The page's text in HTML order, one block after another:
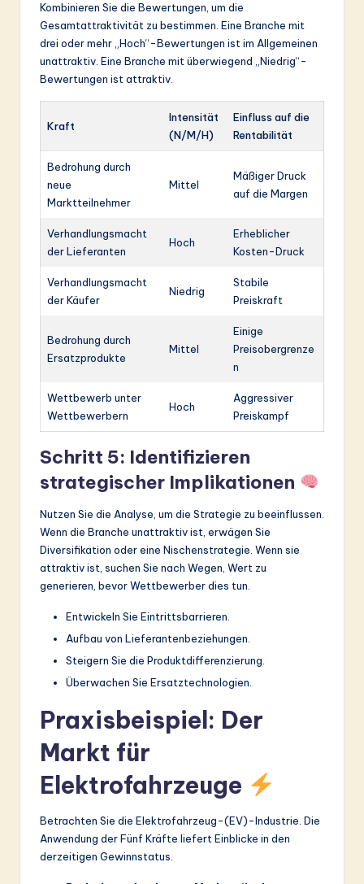
Kombinieren Sie die Bewertungen, um die
Gesamtattraktivität zu bestimmen. Eine Branche mit
drei oder mehr „Hoch“-Bewertungen ist im Allgemeinen
unattraktiv. Eine Branche mit überwiegend „Niedrig“-
Bewertungen ist attraktiv.
Kraft
Intensität
(N/M/H)
Einfluss auf die
Rentabilität
Bedrohung durch
neue
Marktteilnehmer
Mittel
Mäßiger Druck
auf die Margen
Verhandlungsmacht
der Lieferanten
Hoch
Erheblicher
Kosten-Druck
Verhandlungsmacht
der Käufer
Niedrig
Stabile
Preiskraft
Bedrohung durch
Ersatzprodukte
Mittel
Einige
Preisobergrenze
n
Wettbewerb unter
Wettbewerbern
Hoch
Aggressiver
Preiskampf
Schritt 5: Identifizieren
strategischer Implikationen
Nutzen Sie die Analyse, um die Strategie zu beeinflussen.
Wenn die Branche unattraktiv ist, erwägen Sie
Diversifikation oder eine Nischenstrategie. Wenn sie
attraktiv ist, suchen Sie nach Wegen, Wert zu
generieren, bevor Wettbewerber dies tun.
Entwickeln Sie Eintrittsbarrieren.
Aufbau von Lieferantenbeziehungen.
Steigern Sie die Produktdifferenzierung.
Überwachen Sie Ersatztechnologien.
Praxisbeispiel: Der
Markt für
Elektrofahrzeuge
Betrachten Sie die Elektrofahrzeug-(EV)-Industrie. Die
Anwendung der Fünf Kräfte liefert Einblicke in den
derzeitigen Gewinnstatus.